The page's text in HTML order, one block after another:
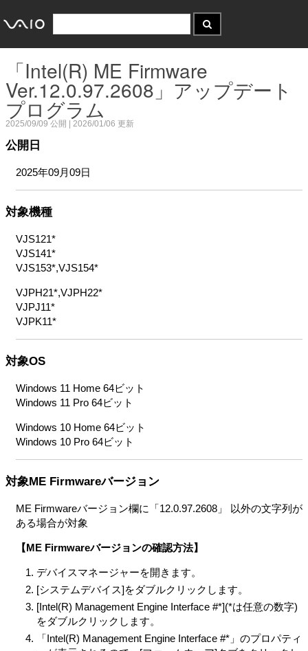
「Intel(R) ME Firmware
Ver.12.0.97.2608」アップデート
プログラム
2025/09/09 公開 | 2026/01/06 更新
公開日
2025年09月09日
対象機種
VJS121*
VJS141*
VJS153*,VJS154*
VJPH21*,VJPH22*
VJPJ11*
VJPK11*
対象OS
Windows 11 Home 64ビット
Windows 11 Pro 64ビット
Windows 10 Home 64ビット
Windows 10 Pro 64ビット
対象ME Firmwareバージョン
ME Firmwareバージョン欄に「12.0.97.2608」 以外の文字列が
ある場合が対象
【ME Firmwareバージョンの確認方法】
デバイスマネージャーを開きます。
[システムデバイス]をダブルクリックします。
[Intel(R) Management Engine Interface #*](*は任意の数字)
をダブルクリックします。
「Intel(R) Management Engine Interface #*」のプロパティ